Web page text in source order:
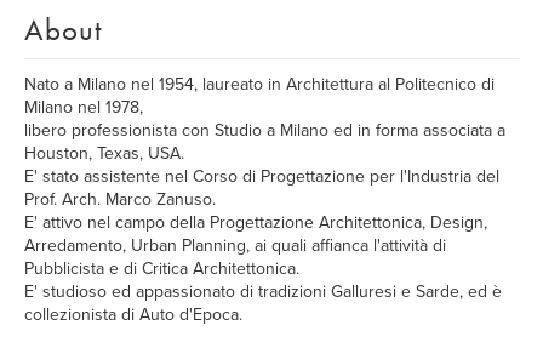
About
Nato a Milano nel 1954, laureato in Architettura al Politecnico di
Milano nel 1978,
libero professionista con Studio a Milano ed in forma associata a
Houston, Texas, USA.
E' stato assistente nel Corso di Progettazione per l'Industria del
Prof. Arch. Marco Zanuso.
E' attivo nel campo della Progettazione Architettonica, Design,
Arredamento, Urban Planning, ai quali affianca l'attività di
Pubblicista e di Critica Architettonica.
E' studioso ed appassionato di tradizioni Galluresi e Sarde, ed è
collezionista di Auto d'Epoca.